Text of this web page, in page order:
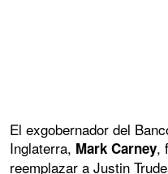
El exgobernador del
Inglaterra, Mark Carney,
reemplazar a Justin